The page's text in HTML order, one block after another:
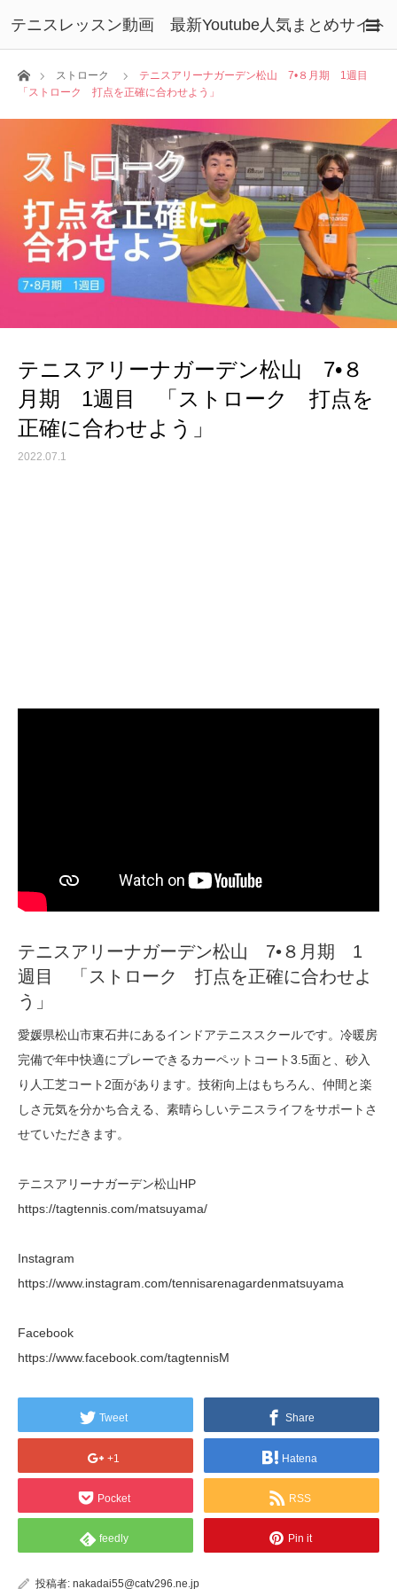
テニスレッスン動画 最新Youtube人気まとめサイト
ホームストローク
テニスアリーナガーデン松山 7•８月期 1週目
「ストローク 打点を正確に合わせよう」
テニスアリーナガーデン松山 7•８
月期 1週目 「ストローク 打点を
正確に合わせよう」
2022.07.1
テニスアリーナガーデン松山 7•８月期 1
週目 「ストローク 打点を正確に合わせよ
う」
愛媛県松山市東石井にあるインドアテニススクールです。冷暖房
完備で年中快適にプレーできるカーペットコート3.5面と、砂入
り人工芝コート2面があります。技術向上はもちろん、仲間と楽
しさ元気を分かち合える、素晴らしいテニスライフをサポートさ
せていただきます。
テニスアリーナガーデン松山HP
https://tagtennis.com/matsuyama/
Instagram
https://www.instagram.com/tennisarenagardenmatsuyama
Facebook
https://www.facebook.com/tagtennisM
Tweet Share
+1 Hatena
Pocket RSS
feedly Pin it
投稿者: nakadai55@catv296.ne.jp